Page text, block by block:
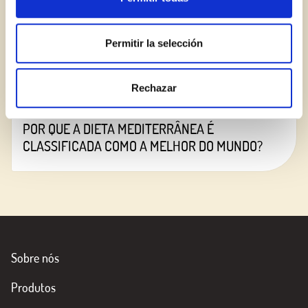
Permitir la selección
Rechazar
POR QUE A DIETA MEDITERRÂNEA É
CLASSIFICADA COMO A MELHOR DO MUNDO?
Sobre nós
Produtos